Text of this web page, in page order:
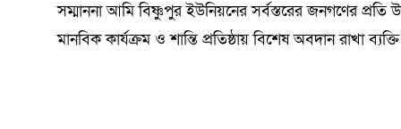
সম্মাননা আমি বিষ্ণুপুর ইউনিয়নের সর্বস্তরের জনগণের প্রতি
মানবিক কার্যক্রম ও শান্তি প্রতিষ্ঠায় বিশেষ অবদান রাখা